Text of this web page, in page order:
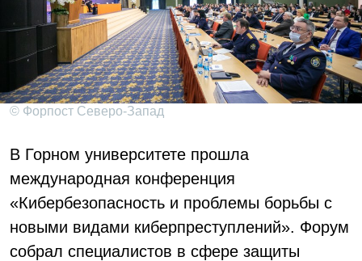
© Форпост Северо-Запад
В Горном университете прошла
международная конференция
«Кибербезопасность и проблемы борьбы с
новыми видами киберпреступлений». Форум
собрал специалистов в сфере защиты